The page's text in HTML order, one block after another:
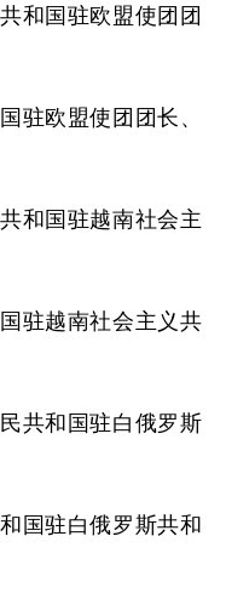
和国驻欧盟使团团
驻欧盟使团团长、
和国驻越南社会主
驻越南社会主义共
共和国驻白俄罗斯
国驻白俄罗斯共和